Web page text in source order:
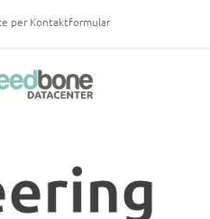
per Kontaktformular